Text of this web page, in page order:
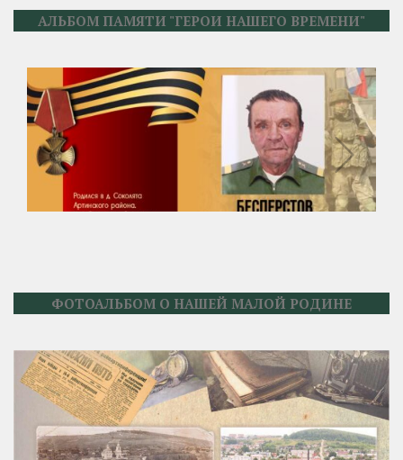
АЛЬБОМ ПАМЯТИ "ГЕРОИ НАШЕГО ВРЕМЕНИ"
ФОТОАЛЬБОМ О НАШЕЙ МАЛОЙ РОДИНЕ